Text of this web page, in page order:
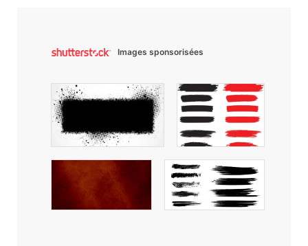
Images sponsorisées